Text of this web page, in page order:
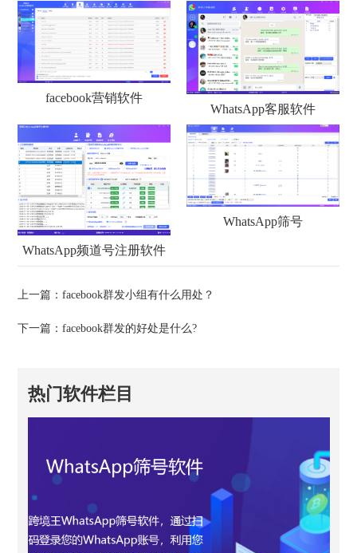
facebook营销软件
WhatsApp客服软件
WhatsApp频道号注册软件
WhatsApp筛号
上一篇：facebook群发小组有什么用处？
下一篇：facebook群发的好处是什么?
热门软件栏目